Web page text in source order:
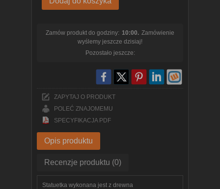
Zamów produkt do godziny: 10:00. Zamówienie
wyślemy jeszcze dzisiaj!
Pozostało jeszcze:
ZAPYTAJ O PRODUKT
POLEĆ ZNAJOMEMU
SPECYFIKACJA PDF
Opis produktu
Recenzje produktu (0)
Statuetka wykonana jest z drewna